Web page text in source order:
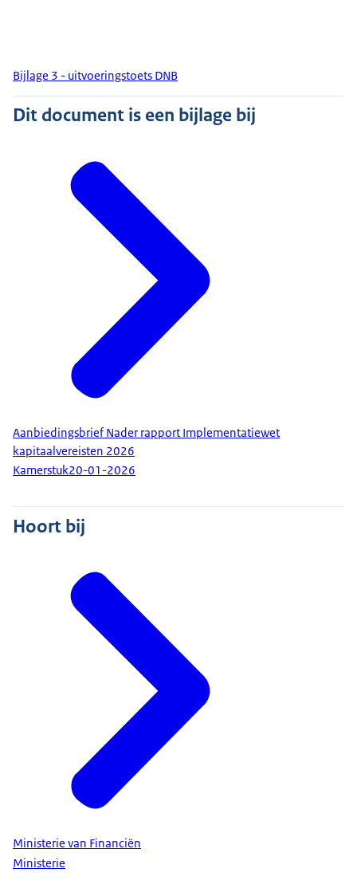
Bijlage 3 - uitvoeringstoets DNB
Dit document is een bijlage bij
Aanbiedingsbrief Nader rapport Implementatiewet
kapitaalvereisten 2026
Kamerstuk20-01-2026
Hoort bij
Ministerie van Financiën
Ministerie